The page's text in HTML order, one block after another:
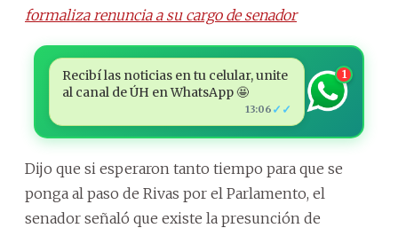
formaliza renuncia a su cargo de senador
Recibí las noticias en tu celular, unite
al canal de ÚH en WhatsApp 🤩
13:06 ✓✓
1
Dijo que si esperaron tanto tiempo para que se
ponga al paso de Rivas por el Parlamento, el
senador señaló que existe la presunción de